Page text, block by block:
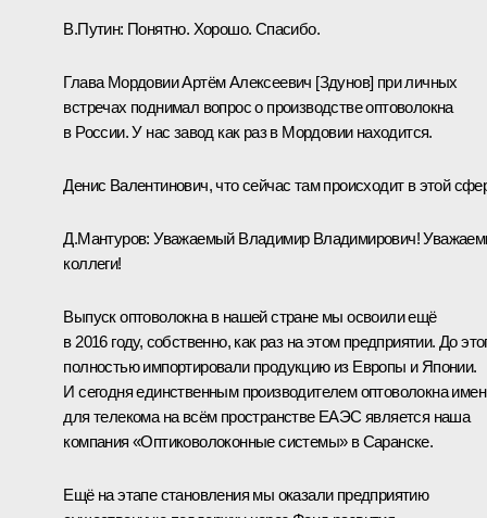
В.Путин: Понятно. Хорошо. Спасибо.
Глава Мордовии Артём Алексеевич [Здунов] при личных
встречах поднимал вопрос о производстве оптоволокна
в России. У нас завод как раз в Мордовии находится.
Денис Валентинович, что сейчас там происходит в этой
Д.Мантуров:Уважаемый Владимир Владимирович!
коллеги!
Выпуск оптоволокна в нашей стране мы освоили ещё
в 2016 году, собственно, как раз на этом предприятии. До
полностью импортировали продукцию из Европы и Японии.
И сегодня единственным производителем оптоволокна
для телекома на всём пространстве ЕАЭС является наша
компания «Оптиковолоконные системы» в Саранске.
Ещё на этапе становления мы оказали предприятию